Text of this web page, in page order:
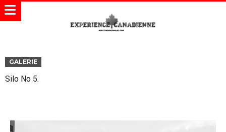
GALERIE
Silo No 5.